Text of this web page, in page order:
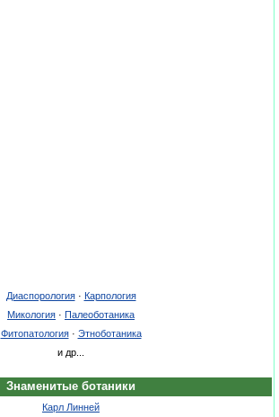
Диаспорология· Карпология
Микология · Палеоботаника
Фитопатология· Этноботаника
и др...
Знаменитые ботаники
Карл Линней